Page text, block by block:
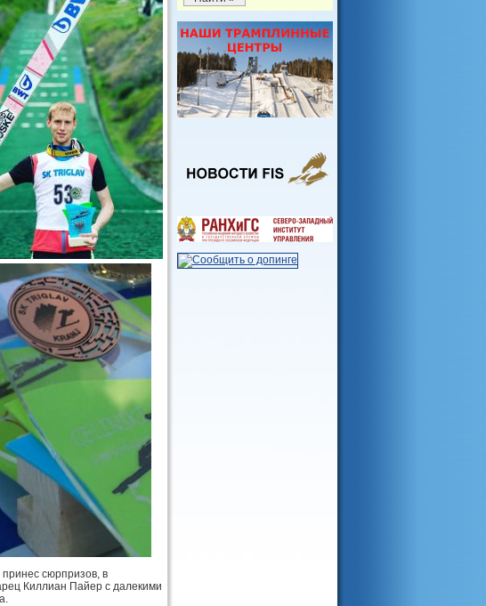
сюрпризов, в
Киллиан Пайер с далекими